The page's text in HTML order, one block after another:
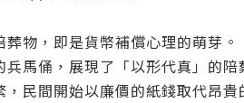
物，即是貨幣補償心理的萌芽。
馬俑，展現了「以形代真」的陪
民間開始以廉價的紙錢取代昂貴